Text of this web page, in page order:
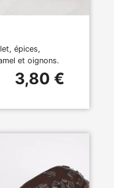
épices,
et oignons.
3,80 €